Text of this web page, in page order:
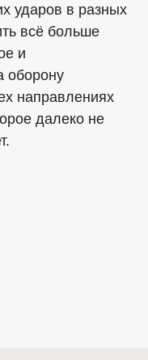
ударов в разных
всё больше
и
оборону
направлениях
далеко не